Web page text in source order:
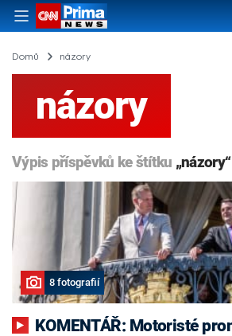
Domů názory
názory
Výpis příspěvků ke štítku „názory“
8 fotografií